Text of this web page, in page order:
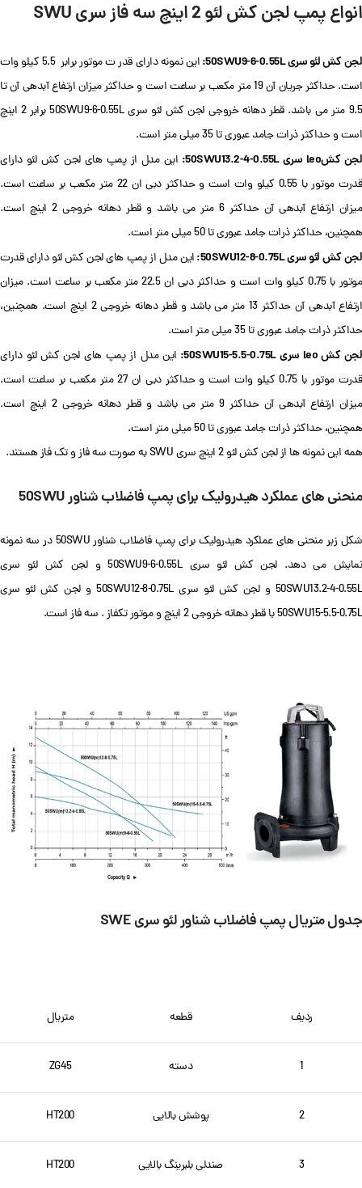
انواع پمپ لجن کشلئو 2 اینچ سه فاز سری SWU
لجن کش لئو سری 50SWU9-6-0.55L:
این نمونه دارای قدر ت موتور برابر 5.5 کیلو وات
است. حداکثر جریان آن 19 متر مکعب بر ساعت است و حداکثر میزان ارتفاع آبدهی آن تا
9.5 متر می باشد. قطر دهانه خروجی لجن کش لئو سری 50SWU9-6-0.55L برابر 2 اینچ
است و حداکثر ذرات جامد عبوری تا 35 میلی متر است.
لجن کشleo سری 50SWU13.2-4-0.55L:
این مدل از پمپ های لجن کش لئو دارای
قدرت موتور با 0.55 کیلو وات است و حداکثر دبی ان 22 متر مکعب بر ساعت است.
میزان ارتفاع آبدهی آن حداکثر 6 متر می باشد و قطر دهانه خروجی 2 اینچ است.
همچنین، حداکثر ذرات جامد عبوری تا 50 میلی متر است.
لجن کش لئو سری 50SWU12-8-0.75L:
این مدل از پمپ های لجن کش لئو دارای قدرت
موتور با 0.75 کیلو وات است و حداکثر دبی ان 22.5 متر مکعب بر ساعت است. میزان
ارتفاع آبدهی آن حداکثر 13 متر می باشد و قطر دهانه خروجی 2 اینچ است. همچنین،
حداکثر ذرات جامد عبوری تا 35 میلی متر است.
لجن کش leo سری 50SWU15-5.5-0.75L:
این مدل از پمپ های لجن کش لئو دارای
قدرت موتور با 0.75 کیلو وات است و حداکثر دبی ان 27 متر مکعب بر ساعت است.
میزان ارتفاع آبدهی آن حداکثر 9 متر می باشد و قطر دهانه خروجی 2 اینچ است.
همچنین، حداکثر ذرات جامد عبوری تا 50 میلی متر است.
همه این نمونه ها از لجن کش لئو 2 اینچ سری SWU به صورت سه فاز و تک فاز هستند.
منحنی های عملکرد هیدرولیک برای پمپ فاضلاب شناور 50SWU
شکل زیر منحنی های عملکرد هیدرولیک برای پمپ فاضلاب شناور 50SWU در سه نمونه
نمایش می دهد. لجن کش لئو سری 50SWU9-6-0.55L و لجن کش لئو سری
50SWU13.2-4-0.55L و لجن کش لئو سری 50SWU12-8-0.75L و لجن کش لئو سری
50SWU15-5.5-0.75L با قطر دهانه خروجی 2 اینچ و موتور تکفاز . سه فاز است.
جدول متریال پمپ فاضلاب شناور لئو سری SWE
ردیف قطعه متریال
1 دسته ZG45
2 پوشش بالایی HT200
3 صندلی بلبرینگ بالایی HT200